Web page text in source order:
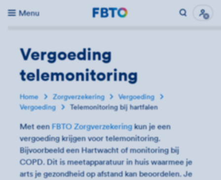
Menu
Direct naar...
Vergoeding
telemonitoring
Home Zorgverzekering
Vergoeding
Vergoeding
Telemonitoring bij hartfalen
Met eenFBTO Zorgverzekeringkun je een
vergoeding krijgen voor telemonitoring.
Bijvoorbeeld een Hartwacht of monitoring bij
COPD. Dit is meetapparatuur in huis waarmee je
arts je gezondheid op afstand kan beoordelen. Je